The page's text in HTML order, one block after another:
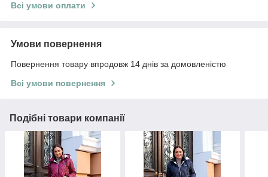
Всі умови оплати
Умови повернення
Повернення товару впродовж 14 днів за домовленістю
Всі умови повернення
Подібні товари компанії